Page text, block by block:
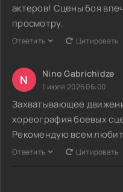
актеров! Сцены боя
просмотру.
Ответить Цитировать
N Nino Gabrichidze
1 июля 2026 06:00
Захватывающее
хореография боевых
Рекомендую всем
Ответить Цитировать